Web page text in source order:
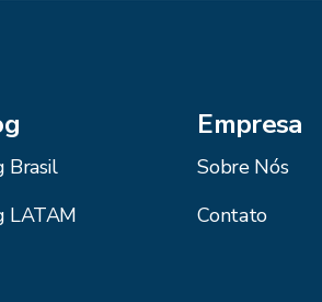
Brasil
LATAM
Empresa
Sobre Nós
Contato